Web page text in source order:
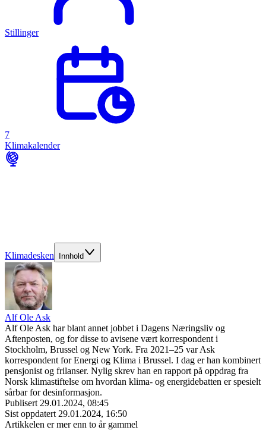
Stillinger
7
Klimakalender
Klimadesken Innhold
Alf Ole Ask
Alf Ole Ask har blant annet jobbet i Dagens Næringsliv og
Aftenposten, og for disse to avisene vært korrespondent i
Stockholm, Brussel og New York. Fra 2021–25 var Ask
korrespondent for Energi og Klima i Brussel. I dag er han kombinert
pensjonist og frilanser. Nylig skrev han en rapport på oppdrag fra
Norsk klimastiftelse om hvordan klima- og energidebatten er spesielt
sårbar for desinformasjon.
Publisert 29.01.2024, 08:45
Sist oppdatert 29.01.2024, 16:50
Artikkelen er mer enn to år gammel